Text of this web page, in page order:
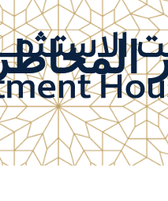
المخاطر –